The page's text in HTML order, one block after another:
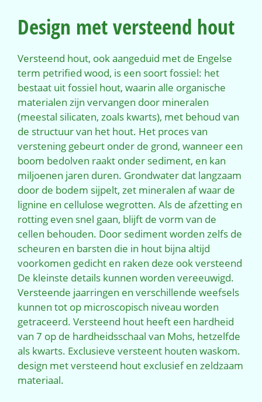
Design met versteend hout
Versteend hout, ook aangeduid met de Engelse
term petrified wood, is een soort fossiel: het
bestaat uit fossiel hout, waarin alle organische
materialen zijn vervangen door mineralen
(meestal silicaten, zoals kwarts), met behoud van
de structuur van het hout. Het proces van
verstening gebeurt onder de grond, wanneer een
boom bedolven raakt onder sediment, en kan
miljoenen jaren duren. Grondwater dat langzaam
door de bodem sijpelt, zet mineralen af waar de
lignine en cellulose wegrotten. Als de afzetting en
rotting even snel gaan, blijft de vorm van de
cellen behouden. Door sediment worden zelfs de
scheuren en barsten die in hout bijna altijd
voorkomen gedicht en raken deze ook versteend
De kleinste details kunnen worden vereeuwigd.
Versteende jaarringen en verschillende weefsels
kunnen tot op microscopisch niveau worden
getraceerd. Versteend hout heeft een hardheid
van 7 op de hardheidsschaal van Mohs, hetzelfde
als kwarts. Exclusieve versteent houten waskom.
design met versteend hout exclusief en zeldzaam
materiaal.